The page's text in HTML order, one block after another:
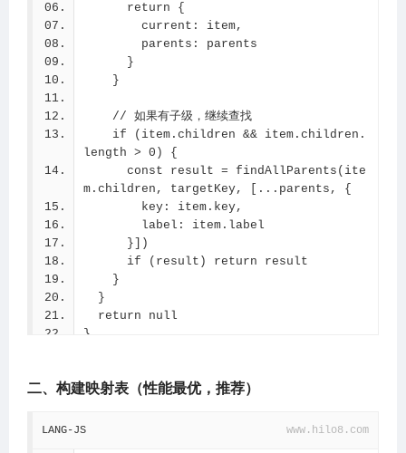
      return {
        current: item,
        parents: parents
      }
    }
    // 如果有子级，继续查找
length > 0) {
m.children, targetKey, [...parents, {
        key: item.key,
        label: item.label
      }])
      if (result) return result
    }
  }
  return null
}
const result = findAllParents(menuOptio
if (result) {
二、构建映射表（性能最优，推荐）
LANG-JS www.hilo8.com